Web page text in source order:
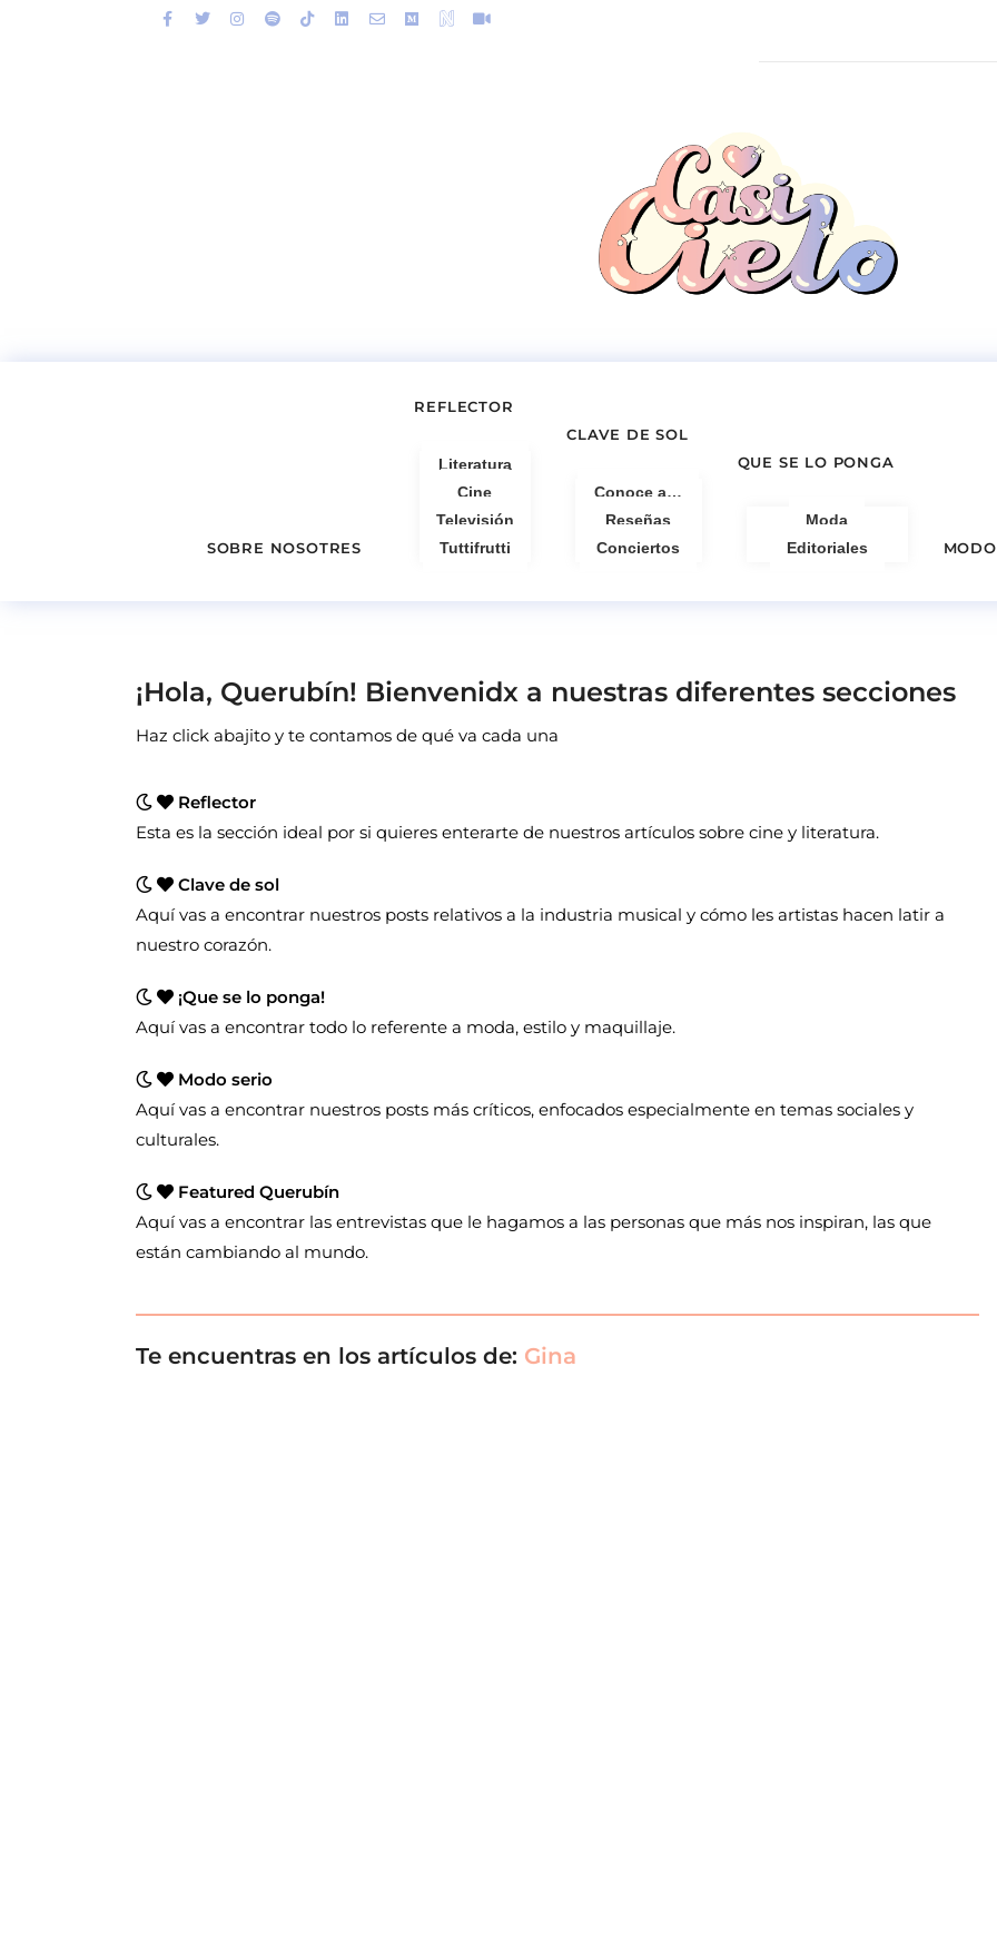
SOBRE NOSOTRES
REFLECTOR
Literatura
Cine
Televisión
Tuttifrutti
CLAVE DE SOL
Conoce a…
Reseñas
Conciertos
QUE SE LO PONGA
Moda
Editoriales
¡Hola, Querubín! Bienvenidx a nuestras diferentes secciones
Haz click abajito y te contamos de qué va cada una
Reflector
Esta es la sección ideal por si quieres enterarte de nuestros artículos sobre cine y literatura.
Clave de sol
Aquí vas a encontrar nuestros posts relativos a la industria musical y cómo les artistas hacen latir a
nuestro corazón.
¡Que se lo ponga!
Aquí vas a encontrar todo lo referente a moda, estilo y maquillaje.
Modo serio
Aquí vas a encontrar nuestros posts más críticos, enfocados especialmente en temas sociales y
culturales.
Featured Querubín
Aquí vas a encontrar las entrevistas que le hagamos a las personas que más nos inspiran, las que
están cambiando al mundo.
Te encuentras en los artículos de: Gina